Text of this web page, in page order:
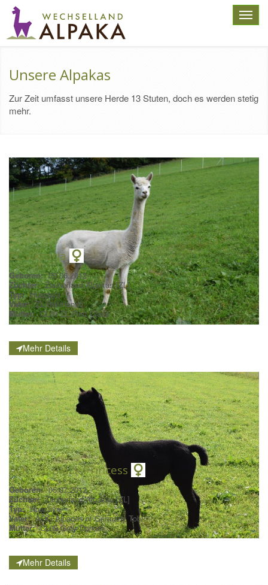
Unsere Alpakas
Zur Zeit umfasst unsere Herde 13 Stuten, doch es werden stetig
mehr.
ZL Viktoria
Geboren: 05.06.2012
Züchter: Zauberland Alpakas [ZL]
Typ: Huacaya
Vater: ZL Bellmondo
Mutter: CL06 ZL First Class
Mehr Details
AOG ZL Black Princess
Geboren: 05.07.2012
Züchter: Zauberland Alpakas [ZL]
Typ: Huacaya
Vater: AOG Alpacas of Germany Tobi
Mutter: CL09 Grey Dancer
Mehr Details